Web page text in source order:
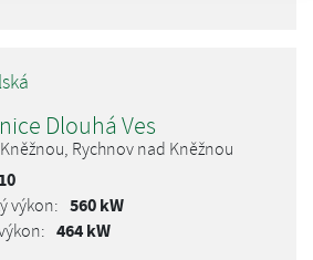
Dlouhá Ves
Rychnov nad Kněžnou
560 kW
464 kW